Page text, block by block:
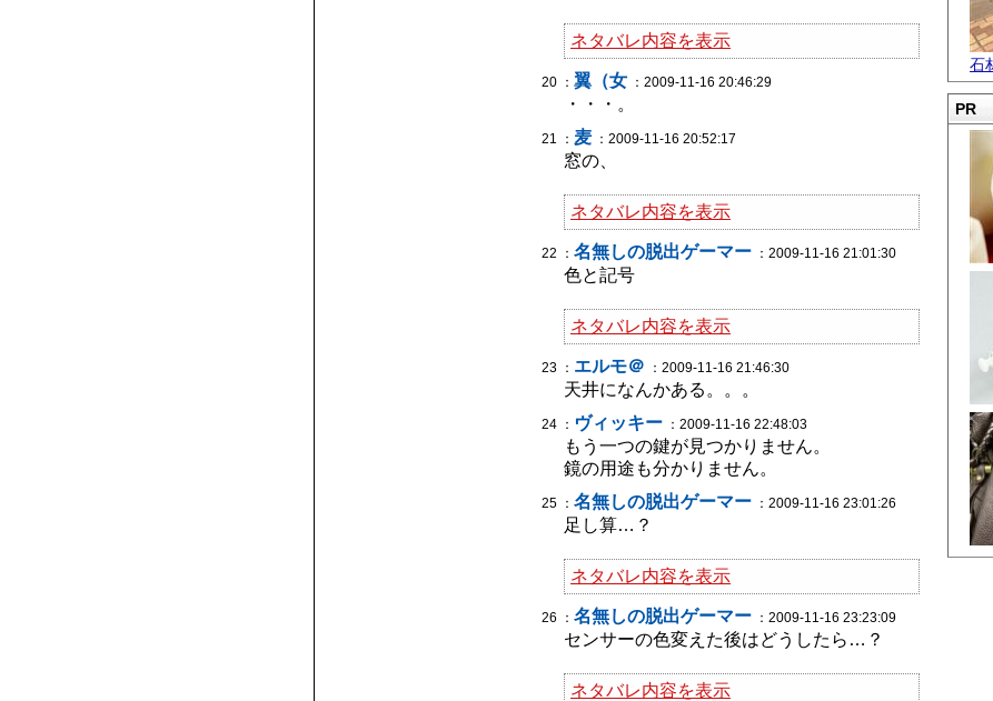
石
PR
ネタバレ内容を表示
20 ： 翼（女 ：2009-11-16 20:46:29
・・・。
21 ： 麦 ：2009-11-16 20:52:17
窓の、
ネタバレ内容を表示
22 ： 名無しの脱出ゲーマー ：2009-11-16 21:01:30
色と記号
ネタバレ内容を表示
23 ： エルモ＠ ：2009-11-16 21:46:30
天井になんかある。。。
24 ： ヴィッキー ：2009-11-16 22:48:03
もう一つの鍵が見つかりません。
鏡の用途も分かりません。
25 ： 名無しの脱出ゲーマー ：2009-11-16 23:01:26
足し算…？
ネタバレ内容を表示
26 ： 名無しの脱出ゲーマー ：2009-11-16 23:23:09
センサーの色変えた後はどうしたら…？
ネタバレ内容を表示